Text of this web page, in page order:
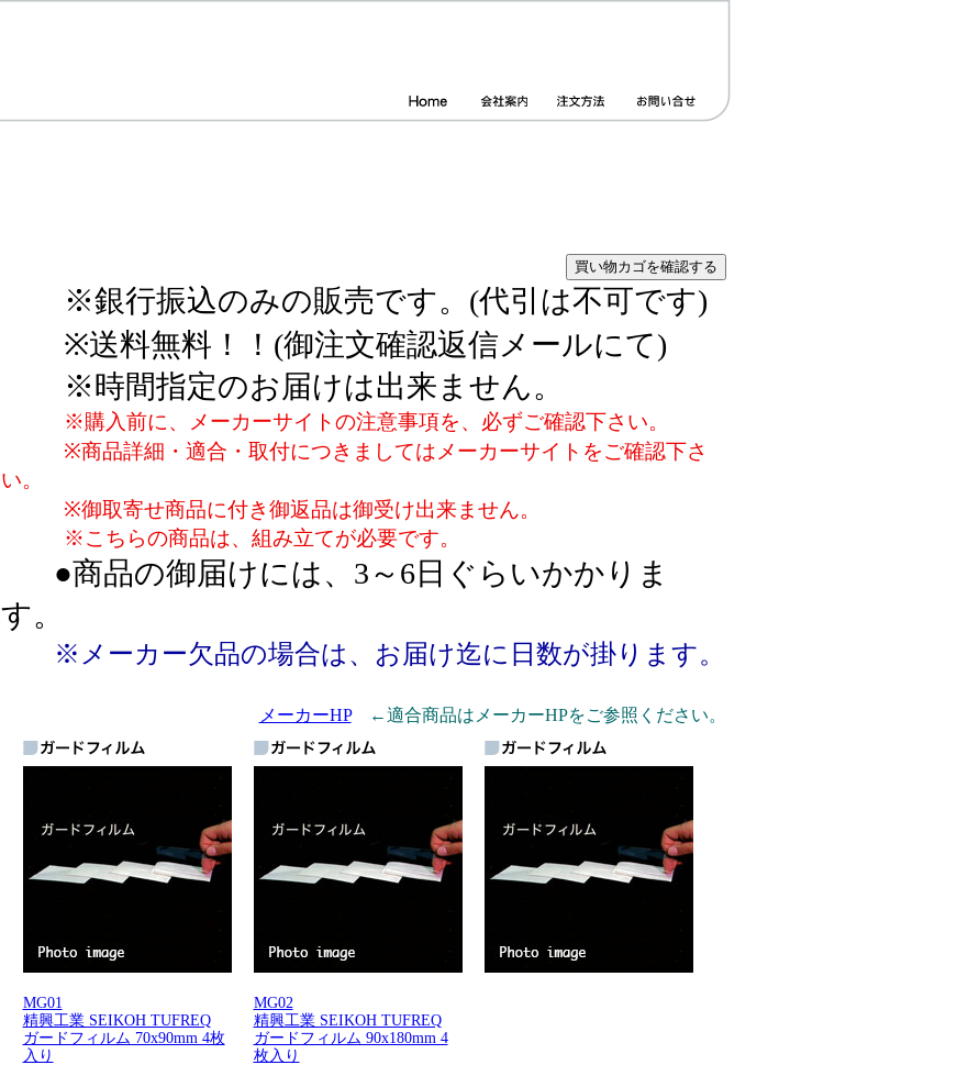
※銀行振込のみの販売です。(代引は不可です)
※送料無料！！(御注文確認返信メールにて)
※時間指定のお届けは出来ません。
※購入前に、メーカーサイトの注意事項を、必ずご確認下さい。
※商品詳細・適合・取付につきましてはメーカーサイトをご確認下さ
い。
※御取寄せ商品に付き御返品は御受け出来ません。
※こちらの商品は、組み立てが必要です。
●商品の御届けには、3～6日ぐらいかかりま
す。
※メーカー欠品の場合は、お届け迄に日数が掛ります。
メーカーHP←適合商品はメーカーHPをご参照ください。
MG01
精興工業 SEIKOH TUFREQ
ガードフィルム 70x90mm 4枚
入り
MG02
精興工業 SEIKOH TUFREQ
ガードフィルム 90x180mm 4
枚入り